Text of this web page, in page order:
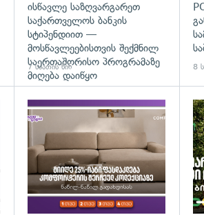
ისწავლე საზღვარგარეთ
საქართველოს ბანკის
სტიპენდიით —
მოსწავლეებისთვის შექმნილ
საერთაშორისო პროგრამაზე
მიღება დაიწყო
7 საათის წინ 8
გადახედვა